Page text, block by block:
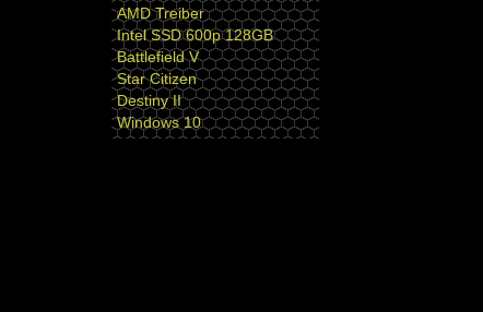
AMD Treiber
Intel SSD 600p 128GB
Battlefield V
Star Citizen
Destiny II
Windows 10